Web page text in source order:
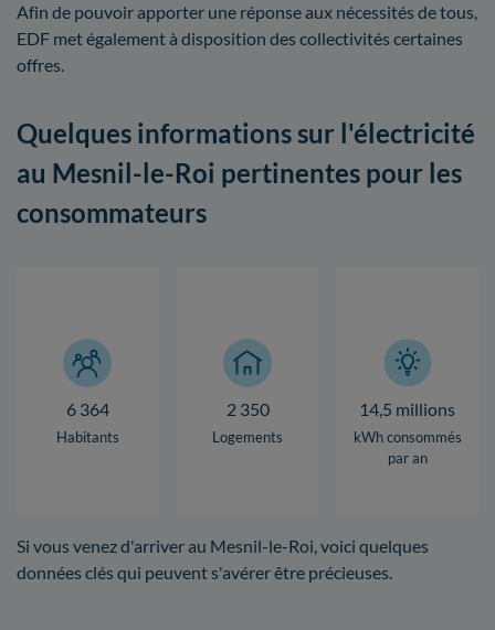
Afin de pouvoir apporter une réponse aux nécessités de tous,
EDF met également à disposition des collectivités certaines
offres.
Quelques informations sur l'électricité
au Mesnil-le-Roi pertinentes pour les
consommateurs
6 364
Habitants
2 350
Logements
14,5 millions
kWh consommés
par an
Si vous venez d'arriver au Mesnil-le-Roi, voici quelques
données clés qui peuvent s'avérer être précieuses.